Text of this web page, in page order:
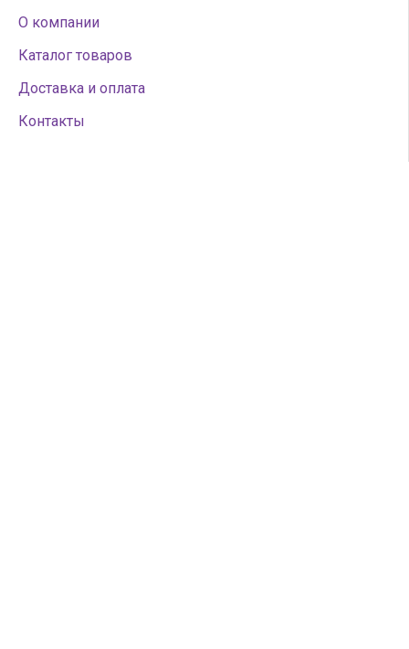
О компании
Каталог товаров
Доставка и оплата
Контакты